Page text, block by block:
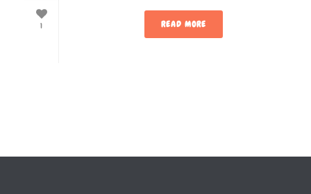
1 READ MORE